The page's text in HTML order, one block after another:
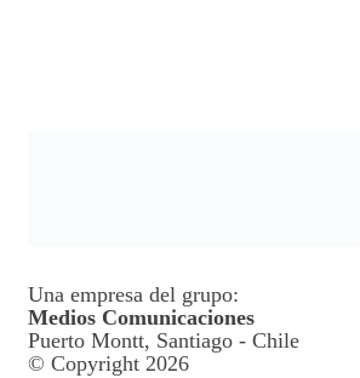
Una empresa del grupo:
Medios Comunicaciones
Puerto Montt, Santiago - Chile
© Copyright 2026